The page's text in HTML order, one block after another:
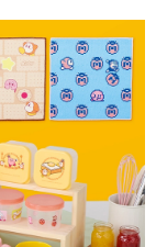
トピック・タイト
ビューや識者による
る決定版！
ーの青春〜
るマンガ家・田中圭
ガです。